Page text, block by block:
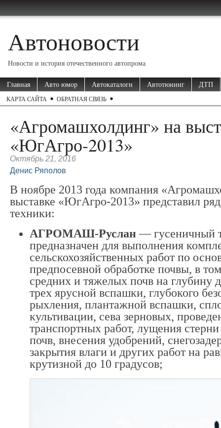
Автоновости
Новости и история отечественного автопрома
Главная Авто юмор Автокаталоги Автотюнинг ДТП
КАРТА САЙТА ОБРАТНАЯ СВЯЗЬ
«Агромашхолдинг» на
«ЮгАгро-2013»
Октябрь 21, 2016
Денис Ряполов
В ноябре 2013 года компания
выставке «ЮгАгро-2013» представил
техники:
АГРОМАШ-Руслан— гусеничный
предназначен для выполнения
сельскохозяйственных работ по
предпосевной обработке почвы, в
средних и тяжелых почв на глубину
трех ярусной вспашки, глубокого
рыхления, плантажной вспашки,
культивации, сева зерновых,
транспортных работ, лущения
почв, внесения удобрений,
закрытия влаги и других работ на
крутизной до 10 градусов;